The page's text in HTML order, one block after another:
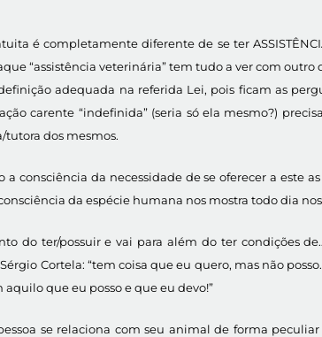
é completamente diferente de se ter
“assistência veterinária” tem tudo a ver com outro
adequada na referida Lei, pois ficam as
carente “indefinida” (seria só ela mesmo?)
dos mesmos.
consciência da necessidade de se oferecer a este
da espécie humana nos mostra todo dia
do ter/possuir e vai para além do ter condições
Cortela: “tem coisa que eu quero, mas não
que eu posso e que eu devo!”
se relaciona com seu animal de forma